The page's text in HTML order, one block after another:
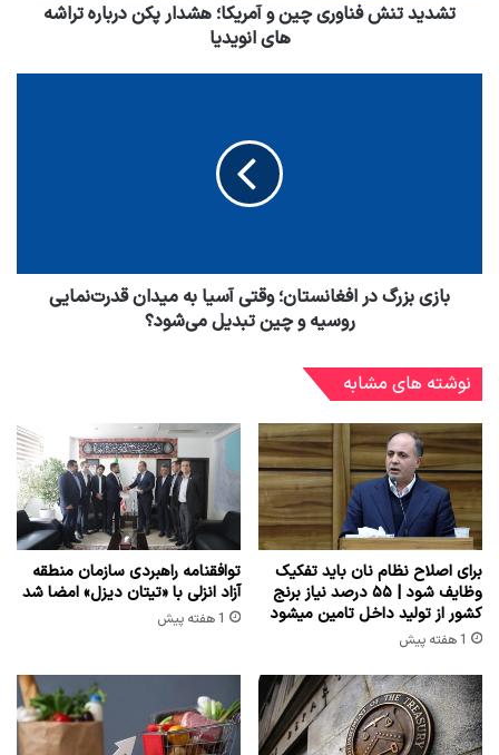
تشدید تنش فناوری چین و آمریکا؛ هشدار پکن درباره تراشه
های انویدیا
بازی بزرگ در افغانستان؛ وقتی آسیا به میدان قدرت‌نمایی
روسیه و چین تبدیل می‌شود؟
نوشته های مشابه
برای اصلاح نظام نان باید تفکیک
وظایف شود | ۵۵ درصد نیاز برنج
کشور از تولید داخل تامین میشود
1 هفته پیش
توافقنامه راهبردی سازمان منطقه
آزاد انزلی با «تیتان دیزل» امضا شد
1 هفته پیش